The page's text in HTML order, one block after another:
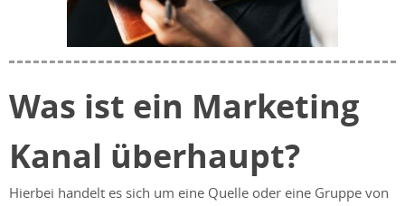
Was ist ein Marketing
Kanal überhaupt?
Hierbei handelt es sich um eine Quelle oder eine Gruppe von